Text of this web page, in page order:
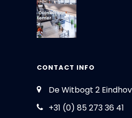
CONTACT INFO
De Witbogt 2
+31 (0) 85 273 36 41